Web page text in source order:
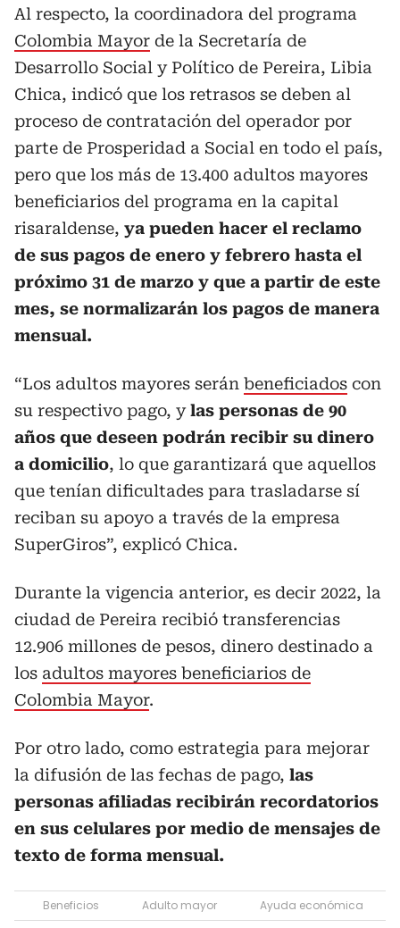
Al respecto, la coordinadora del programa
Colombia Mayor de la Secretaría de
Desarrollo Social y Político de Pereira, Libia
Chica, indicó que los retrasos se deben al
proceso de contratación del operador por
parte de Prosperidad a Social en todo el país,
pero que los más de 13.400 adultos mayores
beneficiarios del programa en la capital
risaraldense, ya pueden hacer el reclamo
de sus pagos de enero y febrero hasta el
próximo 31 de marzo y que a partir de este
mes, se normalizarán los pagos de manera
mensual.
“Los adultos mayores serán beneficiados con
su respectivo pago, ylas personas de 90
años que deseen podrán recibir su dinero
a domicilio, lo que garantizará que aquellos
que tenían dificultades para trasladarse sí
reciban su apoyo a través de la empresa
SuperGiros”, explicó Chica.
Durante la vigencia anterior, es decir 2022, la
ciudad de Pereira recibió transferencias
12.906 millones de pesos, dinero destinado a
los adultos mayores beneficiarios de
Colombia Mayor.
Por otro lado, como estrategia para mejorar
la difusión de las fechas de pago, las
personas afiliadas recibirán recordatorios
en sus celulares por medio de mensajes de
texto de forma mensual.
Beneficios Adulto mayor Ayuda económica